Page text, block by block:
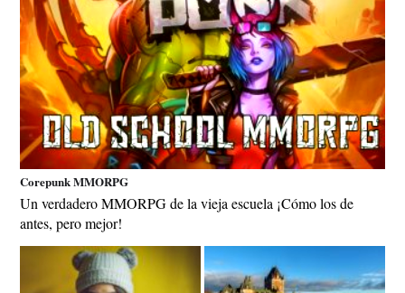
Corepunk MMORPG
Un verdadero MMORPG de la vieja escuela ¡Cómo los de
antes, pero mejor!